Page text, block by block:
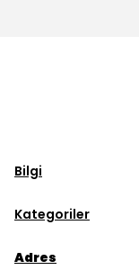
Bilgi
Kategoriler
Adres